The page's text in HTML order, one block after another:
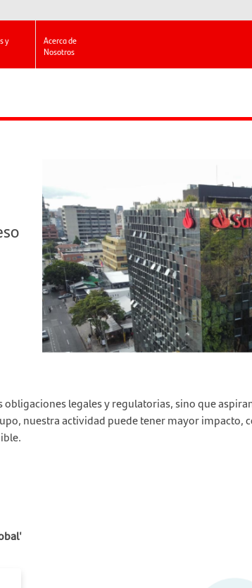
y
Acerca de
Nosotros
legales y regulatorias, sino que
nuestra actividad puede tener mayor